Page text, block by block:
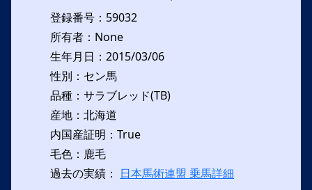
登録番号：59032
所有者：None
生年月日：2015/03/06
性別：セン馬
品種：サラブレッド(TB)
産地：北海道
内国産証明：True
毛色：鹿毛
過去の実績： 日本馬術連盟 乗馬詳細